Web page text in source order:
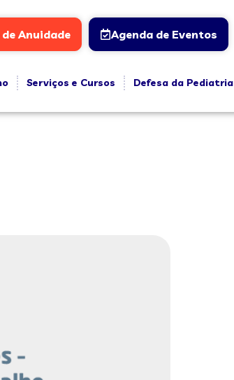
Anuidade Agenda de Eventos
Serviços e Cursos
Defesa da Pediatria